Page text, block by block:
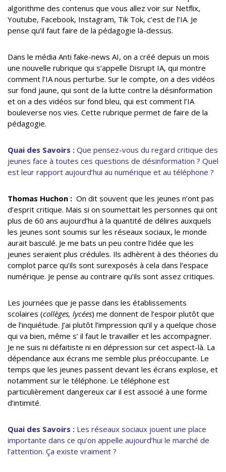
algorithme des contenus que vous allez voir sur Netflix,
Youtube, Facebook, Instagram, Tik Tok, c’est de l’IA. Je
pense qu’il faut faire de la pédagogie là-dessus.
Dans le média Anti fake-news AI, on a créé depuis un mois
une nouvelle rubrique qui s’appelle Disrupt IA, qui montre
comment l’IA nous perturbe. Sur le compte, on a des vidéos
sur fond jaune, qui sont de la lutte contre la désinformation
et on a des vidéos sur fond bleu, qui est comment l’IA
bouleverse nos vies. Cette rubrique permet de faire de la
pédagogie.
Quai des Savoirs : Que pensez-vous du regard critique des
jeunes face à toutes ces questions de désinformation ? Quel
est leur rapport aujourd’hui au numérique et au téléphone ?
Thomas Huchon : On dit souvent que les jeunes n’ont pas
d’esprit critique. Mais si on soumettait les personnes qui ont
plus de 60 ans aujourd’hui à la quantité de délires auxquels
les jeunes sont soumis sur les réseaux sociaux, le monde
aurait basculé. Je me bats un peu contre l’idée que les
jeunes seraient plus crédules. Ils adhèrent à des théories du
complot parce qu’ils sont surexposés à cela dans l’espace
numérique. Je pense au contraire qu’ils sont assez critiques.
Les journées que je passe dans les établissements
scolaires (collèges, lycées) me donnent de l’espoir plutôt que
de l’inquiétude. J’ai plutôt l’impression qu’il y a quelque chose
qui va bien, même s’ il faut le travailler et les accompagner.
Je ne suis ni défaitiste ni en dépression sur cet aspect-là. La
dépendance aux écrans me semble plus préoccupante. Le
temps que les jeunes passent devant les écrans explose, et
notamment sur le téléphone. Le téléphone est
particulièrement dangereux car il est associé à une forme
d’intimité.
Quai des Savoirs : Les réseaux sociaux jouent une place
importante dans ce qu’on appelle aujourd’hui le marché de
l’attention. Ça existe vraiment ?